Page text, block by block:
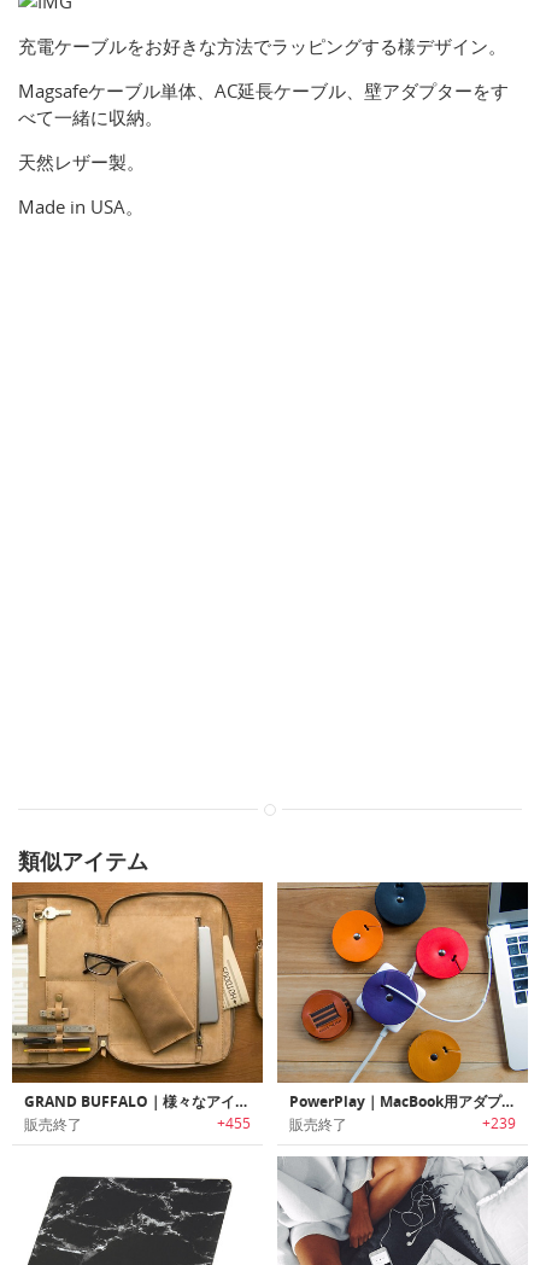
充電ケーブルをお好きな方法でラッピングする様デザイン。
Magsafeケーブル単体、AC延長ケーブル、壁アダプターをす
べて一緒に収納。
天然レザー製。
Made in USA。
類似アイテム
GRAND BUFFALO｜様々なアイテムやガジェットをすっきり収納可能なオーガナイズバッグ「グランドバッファロー」
販売終了 +455
PowerPlay｜MacBook用アダプターコードオーガナイザー
販売終了 +239